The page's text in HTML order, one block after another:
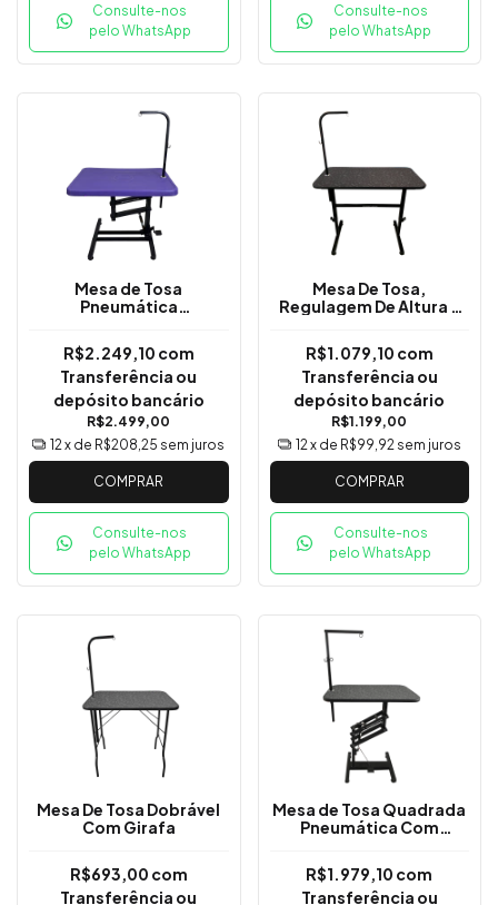
Consulte-nos
pelo WhatsApp
Consulte-nos
pelo WhatsApp
Mesa de Tosa
Pneumática
regulagem de altura -
Tampo 90cm x 60cm
R$2.499,00
R$2.249,10 com
Transferência ou
depósito bancário
12 x de R$208,25 sem juros
COMPRAR
Consulte-nos
pelo WhatsApp
Mesa De Tosa,
Regulagem De Altura E
R$1.199,00
R$1.079,10 com
Transferência ou
depósito bancário
12 x de R$99,92 sem juros
COMPRAR
Consulte-nos
pelo WhatsApp
Mesa De Tosa Dobrável
Com Girafa
R$693,00 com
Transferência ou
Mesa de Tosa Quadrada
Pneumática Com
Modelo: Com
Regulagem De Altura
Pneumática - Tampo
R$1.979,10 com
Transferência ou